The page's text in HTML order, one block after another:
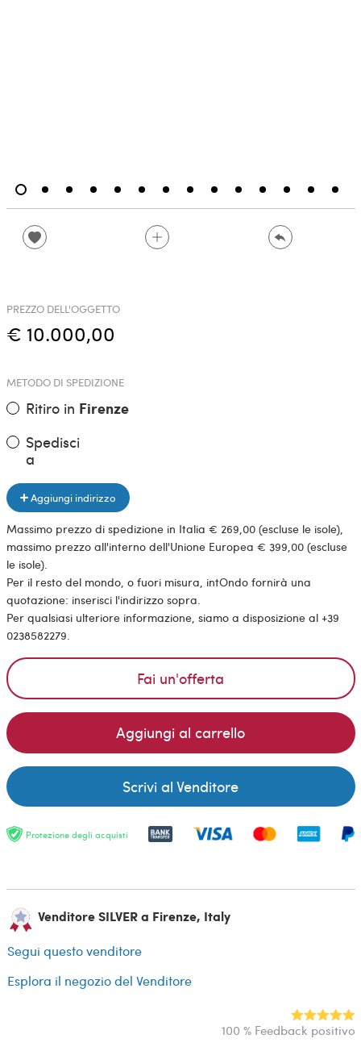
PREZZO DELL'OGGETTO
€ 10.000,00
METODO DI SPEDIZIONE
Ritiro in Firenze
Spedisci
a
Aggiungi indirizzo
Massimo prezzo di spedizione in Italia € 269,00 (escluse le isole),
massimo prezzo all'interno dell'Unione Europea € 399,00 (escluse
le isole).
Per il resto del mondo, o fuori misura, intOndo fornirà una
quotazione: inserisci l'indirizzo sopra.
Per qualsiasi ulteriore informazione, siamo a disposizione al +39
0238582279.
Fai un'offerta
Aggiungi al carrello
Scrivi al Venditore
Protezione degli acquisti
Venditore SILVER a Firenze, Italy
Segui questo venditore
Esplora il negozio del Venditore
100 % Feedback positivo